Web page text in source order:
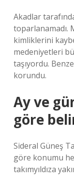
Akadlar
toparlanamadı.
kimliklerini
medeniyetleri
taşıyordu.
korundu.
Ay ve
göre
Sideral Güneş
göre konumu
takımyıldıza